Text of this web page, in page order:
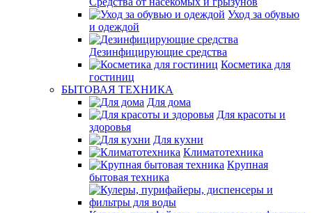
Уход за обувью
и одеждой
Дезинфицирующие средства
Косметика для
гостиниц
БЫТОВАЯ ТЕХНИКА
Для дома
Для красоты и
здоровья
Для кухни
Климатотехника
Крупная
бытовая техника